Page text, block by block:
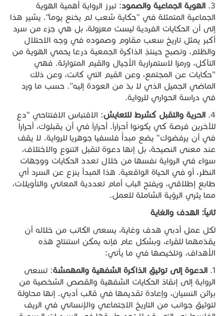
3. الهوية الجماعية والصمود: تبرز الرواية أهمية الهوية
الجماعية المتمثلة في "حكاية شعب لم يخنع يوماً". يشير هذا
إلى أن الحكايات الفردية ليست معزولة، بل هي جزء من سرد
أكبر يمثل تاريخ سعب مقاوم وصموده في وجه الاحتلال
والظلم، وتصبح حينئذٍ الذاكرة الجمعية درعا يحمي الهوية من
التآكل، ورمزا لاستمرارية الأجيال والقيم المتوارثة. فهي
"حكايات عن المجتمع، وعن القيم التي كانت، وعن ذلك
الماضي الجميل الذي لا بدّ من العودة إليه". حسب ما ورد
في دراسة الحواري للرواية.
4. الحرية والتقبل كشرط للتعايش: الاقتباس الافتتاحي "دع
للآخرين فرصة كي يكونوا أحراراً. أحراراً في أن يقبلوك، أحراراً
في أن يرفضوك" يضع مبدأً فلسفيا جوهريا للرواية. لا يقف
عند معنى النصيحة، بل إنها دعوة لتقبل التنوع والاختلاف،
سواء في الرواية نفسها من خلال تعدد الحكايات ووجهات
النظر، أو في الحياة الواقعية. هذا المبدأ ينزع عن السرد أي
طابع إطلاقي، ويفتح الباب أمام تعددية المعاني والتأويلات،
مما يثري الرؤية الشاملة للعمل.
ثانياً: الهدف والغاية
لكل عمل أدبي هدف وغاية، يسعى الكاتب من خلاله أن
يقدّمهما للقراء، وبشكل عام فإنه يمكن استنتاج هذه
الأهداف، وتلخيصها في ما يأتي:
1. الدعوة إلى توثيق الذاكرة الشفهية والمهمشة: تسعى
الرواية إلى إنقاذ الحكايات الشفهية والقصص الشخصية من
براثن النسيان، وإعادة تقديمها في قالب أدبي. إنها محاولة
لتوثيق جوانب من التاريخ الاجتماعي والإنساني في الريف